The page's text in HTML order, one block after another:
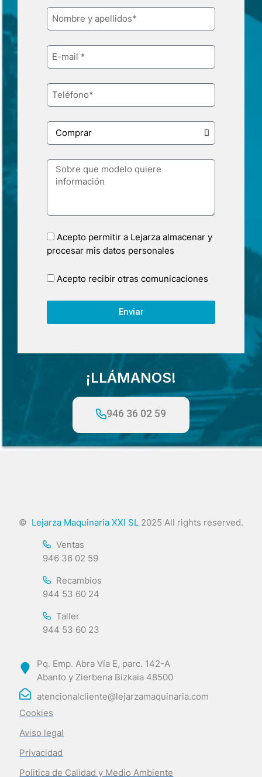
Acepto permitir a Lejarza almacenar y
procesar mis datos personales
Acepto recibir otras comunicaciones
Enviar
¡LLÁMANOS!
946 36 02 59
© Lejarza Maquinaria XXI SL 2025 All rights reserved.
Ventas
946 36 02 59
Recambios
944 53 60 24
Taller
944 53 60 23
Pq. Emp. Abra Vía E, parc. 142-A
Abanto y Zierbena Bizkaia 48500
atencionalcliente@lejarzamaquinaria.com
Cookies
Aviso legal
Privacidad
Politica de Calidad y Medio Ambiente